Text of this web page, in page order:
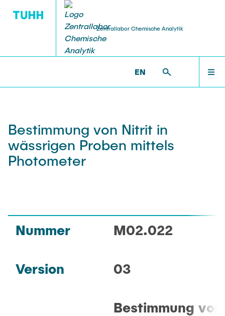
Zentrallabor Chemische Analytik
EN
SERVICE
Chemikalienausgabe
Beratung
FAQ
Bestimmung von Nitrit in
wässrigen Proben mittels
Photometer
Nummer M02.022
Version 03
Bestimmung von